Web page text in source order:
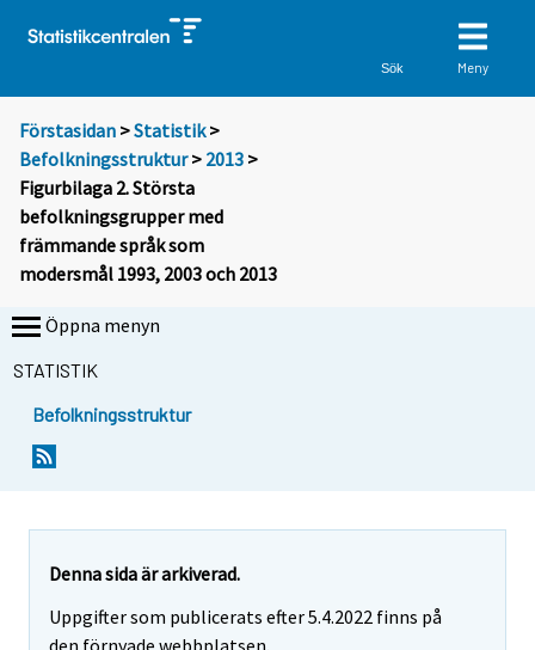
Sök Meny
Förstasidan >Statistik >
Befolkningsstruktur> 2013 >
Figurbilaga 2. Största
befolkningsgrupper med
främmande språk som
modersmål 1993, 2003 och 2013
Öppna menyn
STATISTIK
Befolkningsstruktur
Denna sida är arkiverad.
Uppgifter som publicerats efter 5.4.2022 finns på